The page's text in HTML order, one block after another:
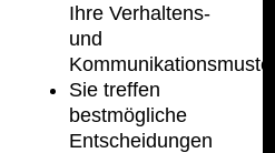
Ihre Verhaltens-
und
Kommunikationsmuster
Sie treffen
bestmögliche
Entscheidungen